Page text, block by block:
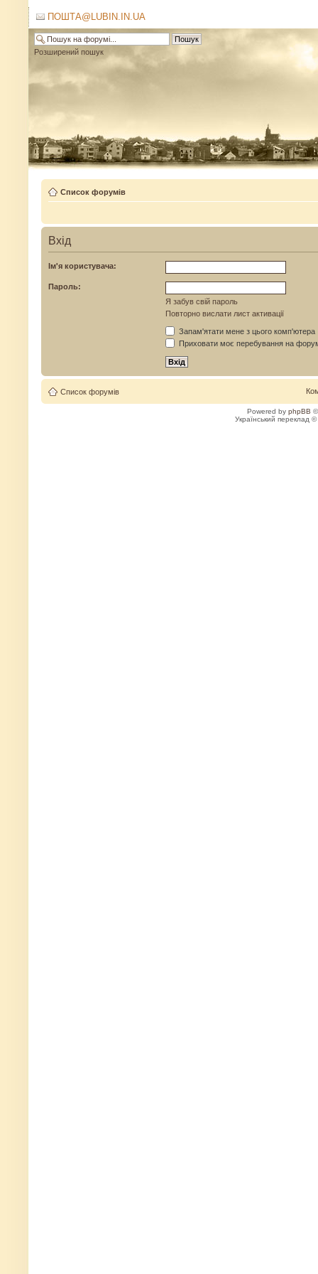
ПОШТА@LUBIN.IN.UA
Розширений пошук
Список форумів
Вхід
Ім'я користувача:
Пароль:
Я забув свій пароль
Повторно вислати лист активації
Запам'ятати мене з цього комп'ютера
Приховати моє перебування на
Список форумів
Powered by phpBB
Український переклад